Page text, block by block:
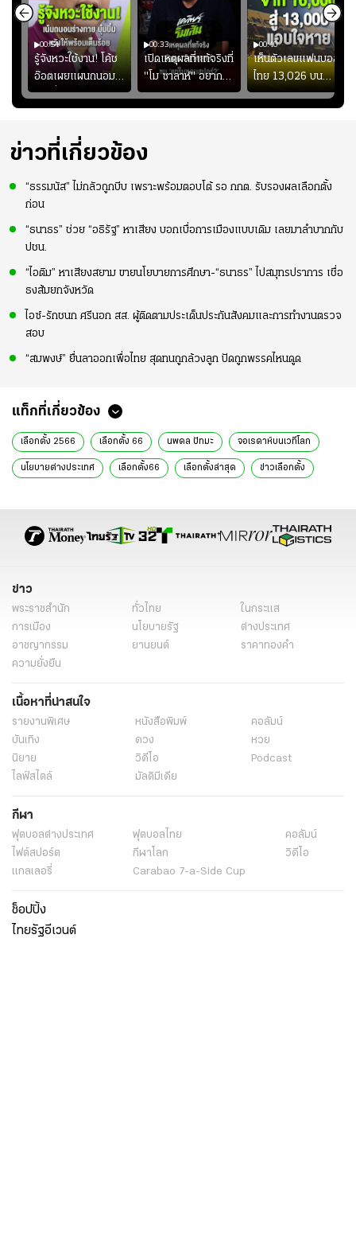
00:54
รู้จังหวะใช้งาน! โค้ช
อ๊อตเผยแผนถนอม
“บุ๋มบิ๋ม” เพื่อรักษา
ร่างกายให้พร้อมที่สุด
00:33
เปิดเหตุผลที่แท้จริงที่
"โม ซาลาห์" อยาก
ย้ายซบ "แทร็บซอนส
ปอร์"
00:40
เห็นตัวเลขแฟนบอล
ไทย 13,026 บน
สกอร์บอร์ดแล้วแอบ
ใจหาย น้อยกว่านัดที่
ข่าวที่เกี่ยวข้อง
“ธรรมนัส” ไม่กลัวถูกบีบ เพราะพร้อมตอบโต้ รอ กกต. รับรองผลเลือกตั้ง
ก่อน
“ธนาธร” ช่วย “อธิรัฐ” หาเสียง บอกเบื่อการเมืองแบบเดิม เลยมาลำบากกับ
ปชน.
“ไอติม” หาเสียงสยาม ขายนโยบายการศึกษา-“ธนาธร” ไปสมุทรปราการ เชื่อ
ธงส้มยกจังหวัด
ไอซ์-รักชนก ศรีนอก สส. ผู้ติดตามประเด็นประกันสังคมและการทำงานตรวจ
สอบ
“สมพงษ์” ยื่นลาออกเพื่อไทย สุดทนถูกล้วงลูก ปัดถูกพรรคไหนดูด
แท็กที่เกี่ยวข้อง
เลือกตั้ง 2566 เลือกตั้ง 66 นพดล ปัทมะ จอเรดาห์บนเวทีโลก
นโยบายต่างประเทศ เลือกตั้ง66 เลือกตั้งล่าสุด ข่าวเลือกตั้ง
ข่าว
พระราชสำนัก ทั่วไทย
ในกระแส
การเมือง
นโยบายรัฐ
ต่างประเทศ
อาชญากรรม
ยานยนต์
ราคาทองคำ
ความยั่งยืน
เนื้อหาที่น่าสนใจ
รายงานพิเศษ หนังสือพิมพ์
คอลัมน์
บันเทิง
ดวง
หวย
นิยาย
วิดีโอ
Podcast
ไลฟ์สไตล์
มัลติมีเดีย
กีฬา
ฟุตบอลต่่างประเทศ ฟุตบอลไทย
คอลัมน์
ไฟต์สปอร์ต
กีฬาโลก
วิดีโอ
แกลเลอรี่
Carabao 7-a-Side Cup
ช็อปปิ้ง
ไทยรัฐอีเวนต์